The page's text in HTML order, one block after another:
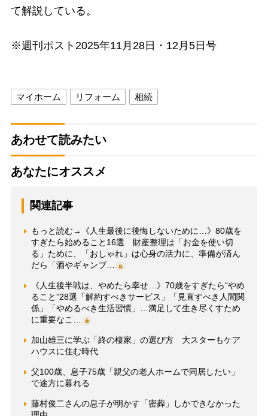
て解説している。
※週刊ポスト2025年11月28日・12月5日号
マイホーム リフォーム 相続
あわせて読みたい
あなたにオススメ
関連記事
もっと読む→《人生最後に後悔しないために…》80歳を
すぎたら始めること16選 財産整理は「お金を使い切
る」ために、「おしゃれ」は心身の活力に、準備が済ん
だら「酒やギャンブ…
《人生後半戦は、やめたら幸せ…》70歳をすぎたら“やめ
ること”28選「解約すべきサービス」「見直すべき人間関
係」「やめるべき生活習慣」…満足して生き尽くすため
に重要なこ…
加山雄三に学ぶ「終の棲家」の選び方 大スターもケア
ハウスに住む時代
父100歳、息子75歳「親父の老人ホームで同居したい」
で途方に暮れる
藤村俊二さんの息子が明かす「密葬」しかできなかった